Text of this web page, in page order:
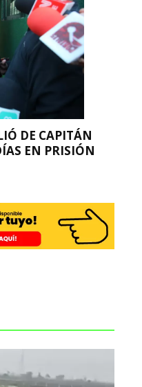
DE CAPITÁN
EN PRISIÓN